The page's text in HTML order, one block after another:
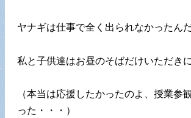
ヤナギは仕事で全く出られなかったんだ
私と子供達はお昼のそばだけいただき
（本当は応援したかったのよ、授業参
った・・・）